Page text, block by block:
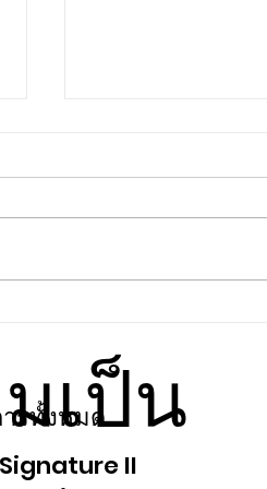
5 ข้อดีคอนโดวิวสวนใกล้พื้น
รทั้งหมด
II
เป็น